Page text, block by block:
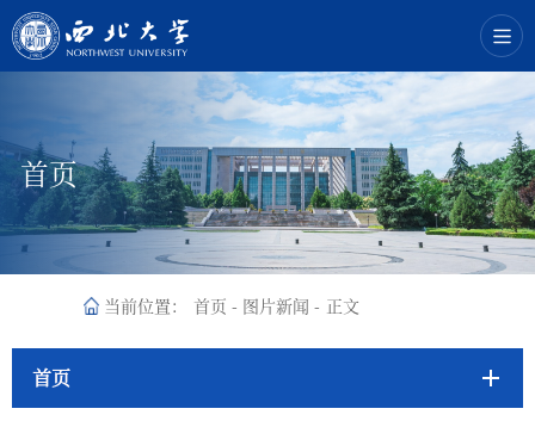
首页
当前位置： 首页 - 图片新闻 - 正文
首页